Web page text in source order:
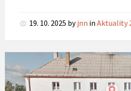
19. 10. 2025 by jnn in Aktuality
Osová